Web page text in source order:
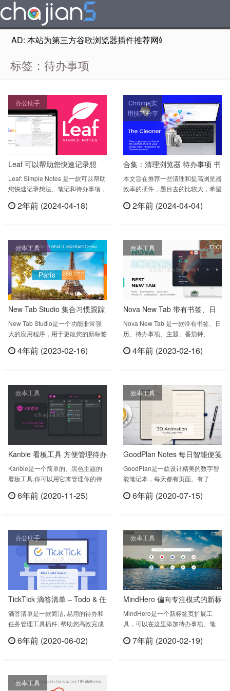
AD: 本站为第三方谷歌浏览器插件推荐网站，非Google
标签：待办事项
办公助手
Leaf 可以帮助您快速记录想
法、笔记和待办事项
Leaf: Simple Notes 是一款可以帮助
您快速记录想法、笔记和待办事项，
器。主要功能快速记录：Leaf 提供
以创建不同的笔记本，以便对您的笔
记进行分类管理。搜索功能：Leaf
提供强大的搜索功能，您可以轻松找
到您需要……
2年前 (2024-04-18)
Chrome实
用技巧分享
合集：清理浏览器 待办事项 书
签搜索等管理Chrome的一些优
秀扩展
本文旨在推荐一些清理和提高浏览器
效率的插件，题目去的比较大，希望
是想起一个推荐一个，所以排名是不
除键入的URL、缓存、Cookie、您
的下载和浏览历史记录。2、Tab
Manager Plus for Chrome帮助用户
轻……
2年前 (2024-04-04)
效率工具
New Tab Studio 集合习惯跟踪
器、倒计时、背景图、待办事
项、便笺等功能的新标签页插
件
New Tab Studio是一个功能非常强
大的应用程序，用于更改您的新标签
对任何设计，以提高您的生产力！
惯跟踪器，便笺，仪表板，照片，时
钟，最后期限，深色主题。使用此信
息中心扩展名（倒数，时钟，引号，
图象，文本等）替换并自定义“新标
签”页面。这……
4年前 (2023-02-16)
效率工具
Nova New Tab 带有书签、日
历、待办事项、主题、番茄
钟、RSS、收音机、冥想、下
载功能的新标签扩展
Nova New Tab 是一款带有书签、日
历、待办事项、主题、番茄钟、
的新标签浏览器扩展。带有主题预设
能：Nova New Tab v2.2.10.0上次
更新日期：2023年1月18日……
4年前 (2023-02-16)
效率工具
Kanbie 看板工具 方便管理待办
事项
Kanbie是一个简单的、黑色主题的
看板工具,你可以用它来管理你的待
的规划、时间节点是一个能够极大提
tab.Kanbie is a simple, dark-theme
kanban board accessible f……
6年前 (2020-11-25)
效率工具
GoodPlan Notes 每日智能便笺
GoodPlan是一款设计精美的数字智
能笔记本，每天都有页面。有了
事项甚至谷歌日历事件都只需点击一
notesGoodPlan is your digital
smart notebook with a nice design
6年前 (2020-07-15)
办公助手
TickTick 滴答清单 – Todo & 任
务提醒
滴答清单是一款简洁, 易用的待办和
任务管理工具插件, 帮助您高效完成
轻松！滴答清单是Todo管理神器
定学习、工作计划，生成读书、购
物、旅行清单，设置生日、约会、还
6年前 (2020-06-02)
效率工具
MindHero 偏向专注模式的新标
签扩展 有时间管理和专注模式
MindHero是一个新标签页扩展工
具，可以在这里添加待办事项、笔
跟踪器，Pomodoro和每日墙纸、分
7年前 (2020-02-19)
效率工具